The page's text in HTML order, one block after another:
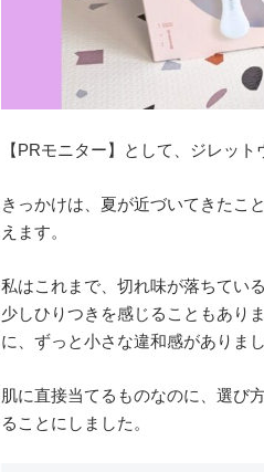
【PRモニター】として、ジレッ
きっかけは、夏が近づいてきたこ
えます。
私はこれまで、切れ味が落ちてい
少しひりつきを感じることもあり
に、ずっと小さな違和感がありまし
肌に直接当てるものなのに、選び
ることにしました。